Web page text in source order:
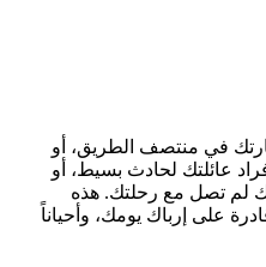
في منتصف الطريق، أو
عائلتك لحادث بسيط، أو
لم تصل مع رحلتك. هذه
على إرباك يومك، وأحياناً